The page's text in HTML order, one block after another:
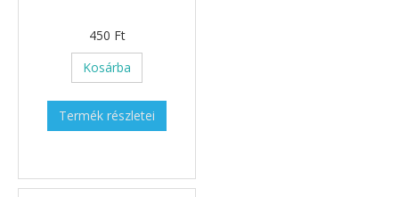
450 Ft
Kosárba
Termék részletei